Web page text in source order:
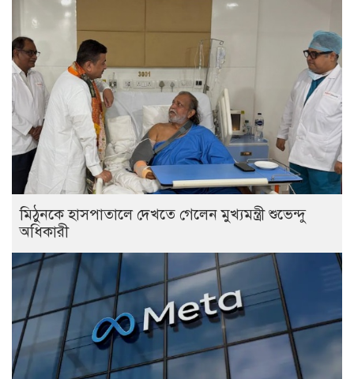
মিঠুনকে হাসপাতালে দেখতে গেলেন মুখ্যমন্ত্রী শুভেন্দু
অধিকারী